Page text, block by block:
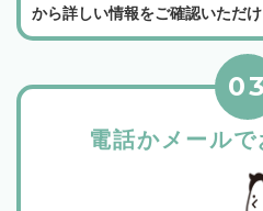
から詳しい情報をご確認いただけ
電話かメール
03